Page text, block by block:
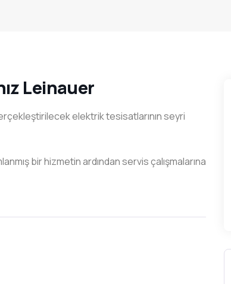
Leinauer
elektrik tesisatlarının seyri
bir hizmetin ardından servis çalışmalarına